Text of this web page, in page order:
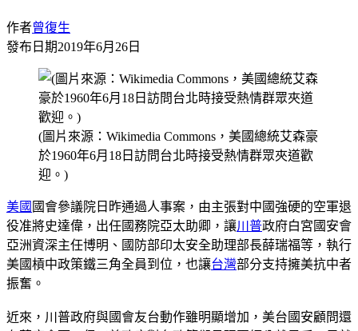
作者曾復生
發布日期2019年6月26日
(圖片來源：Wikimedia Commons，美國總統艾森豪
於1960年6月18日訪問台北時接受熱情群眾夾道歡
迎。)
美國 國會參議院日昨通過人事案，由主張對中國強硬的空軍退
役准將史達偉，出任國務院亞太助卿，讓川普政府白宮國安會
亞洲資深主任博明、國防部印太安全助理部長薛瑞福等，執行
美國槓中政策鐵三角全員到位，也讓台灣部分支持擁美抗中者
振奮。
近來，川普政府與國會友台動作雖明顯增加，美台國安顧問還